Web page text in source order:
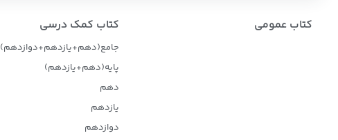
کتاب عمومی کتاب کمک درسی
جامع(دهم+یازدهم+دوازدهم)
پایه(دهم+یازدهم)
دهم
یازدهم
دوازدهم